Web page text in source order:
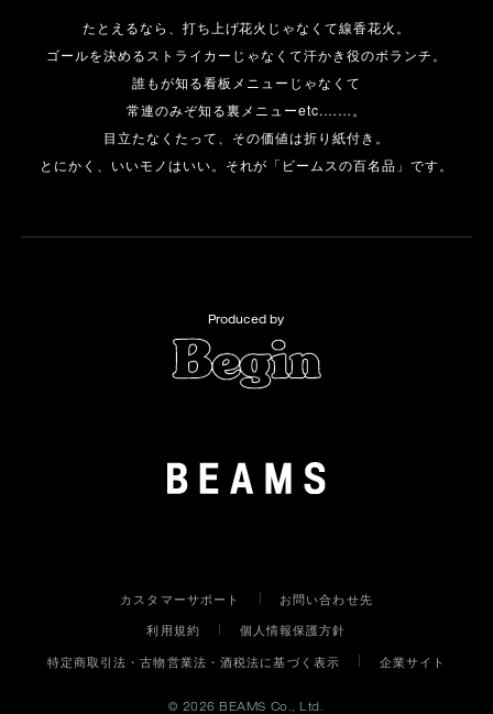
たとえるなら、打ち上げ花火じゃなくて線香花火。
ゴールを決めるストライカーじゃなくて汗かき役のボランチ。
誰もが知る看板メニューじゃなくて
常連のみぞ知る裏メニューetc.……。
目立たなくたって、その価値は折り紙付き。
とにかく、いいモノはいい。それが「ビームスの百名品」です。
Produced by
カスタマーサポート
お問い合わせ先
利用規約
個人情報保護方針
特定商取引法・古物営業法・酒税法に基づく表示
企業サイト
© 2026 BEAMS Co., Ltd.